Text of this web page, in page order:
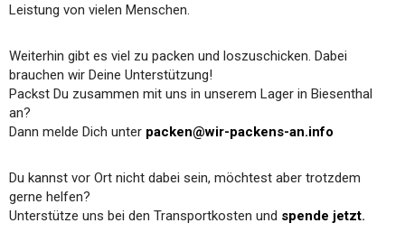
Leistung von vielen Menschen.
Weiterhin gibt es viel zu packen und loszuschicken. Dabei
brauchen wir Deine Unterstützung!
Packst Du zusammen mit uns in unserem Lager in Biesenthal
an?
Dann melde Dich unter packen@wir-packens-an.info
Du kannst vor Ort nicht dabei sein, möchtest aber trotzdem
gerne helfen?
Unterstütze uns bei den Transportkosten und spende jetzt.